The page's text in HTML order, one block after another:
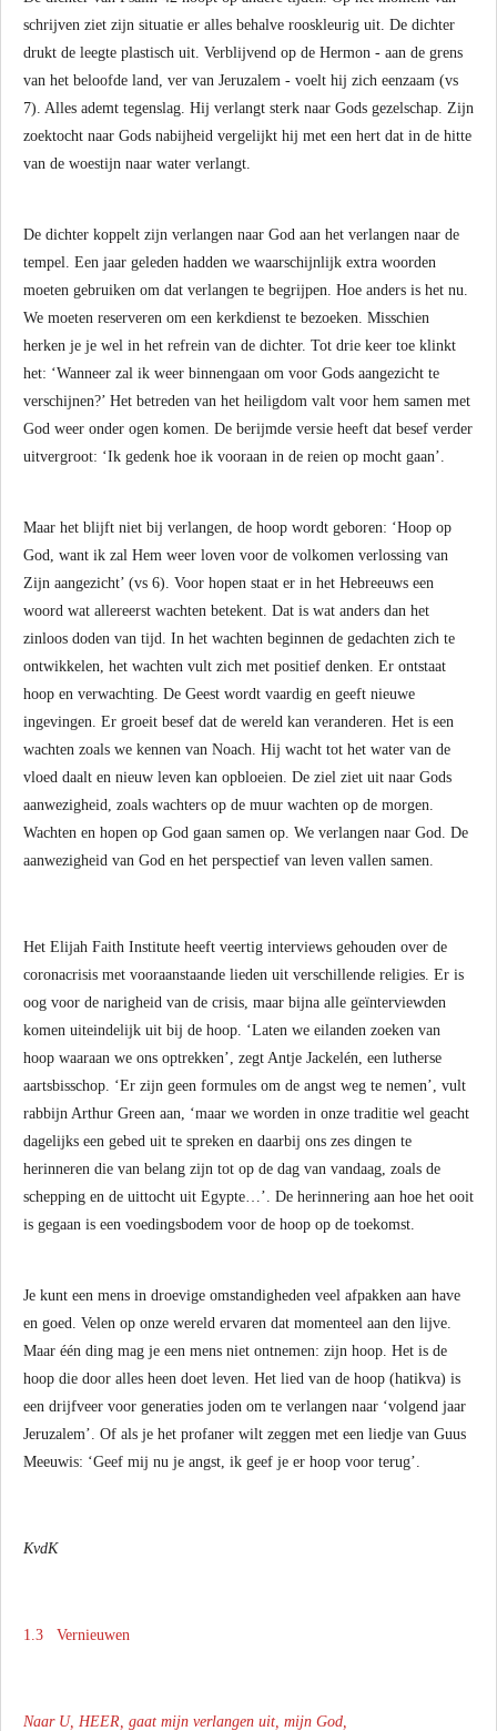
schrijven ziet zijn situatie er alles behalve rooskleurig uit. De dichter
drukt de leegte plastisch uit. Verblijvend op de Hermon - aan de grens
van het beloofde land, ver van Jeruzalem - voelt hij zich eenzaam (vs
7). Alles ademt tegenslag. Hij verlangt sterk naar Gods gezelschap. Zijn
zoektocht naar Gods nabijheid vergelijkt hij met een hert dat in de hitte
van de woestijn naar water verlangt.
De dichter koppelt zijn verlangen naar God aan het verlangen naar de
tempel. Een jaar geleden hadden we waarschijnlijk extra woorden
moeten gebruiken om dat verlangen te begrijpen. Hoe anders is het nu.
We moeten reserveren om een kerkdienst te bezoeken. Misschien
herken je je wel in het refrein van de dichter. Tot drie keer toe klinkt
het: ‘Wanneer zal ik weer binnengaan om voor Gods aangezicht te
verschijnen?’ Het betreden van het heiligdom valt voor hem samen met
God weer onder ogen komen. De berijmde versie heeft dat besef verder
uitvergroot: ‘Ik gedenk hoe ik vooraan in de reien op mocht gaan’.
Maar het blijft niet bij verlangen, de hoop wordt geboren: ‘Hoop op
God, want ik zal Hem weer loven voor de volkomen verlossing van
Zijn aangezicht’ (vs 6). Voor hopen staat er in het Hebreeuws een
woord wat allereerst wachten betekent. Dat is wat anders dan het
zinloos doden van tijd. In het wachten beginnen de gedachten zich te
ontwikkelen, het wachten vult zich met positief denken. Er ontstaat
hoop en verwachting. De Geest wordt vaardig en geeft nieuwe
ingevingen. Er groeit besef dat de wereld kan veranderen. Het is een
wachten zoals we kennen van Noach. Hij wacht tot het water van de
vloed daalt en nieuw leven kan opbloeien. De ziel ziet uit naar Gods
aanwezigheid, zoals wachters op de muur wachten op de morgen.
Wachten en hopen op God gaan samen op. We verlangen naar God. De
aanwezigheid van God en het perspectief van leven vallen samen.
Het Elijah Faith Institute heeft veertig interviews gehouden over de
coronacrisis met vooraanstaande lieden uit verschillende religies. Er is
oog voor de narigheid van de crisis, maar bijna alle geïnterviewden
komen uiteindelijk uit bij de hoop. ‘Laten we eilanden zoeken van
hoop waaraan we ons optrekken’, zegt Antje Jackelén, een lutherse
aartsbisschop. ‘Er zijn geen formules om de angst weg te nemen’, vult
rabbijn Arthur Green aan, ‘maar we worden in onze traditie wel geacht
dagelijks een gebed uit te spreken en daarbij ons zes dingen te
herinneren die van belang zijn tot op de dag van vandaag, zoals de
schepping en de uittocht uit Egypte…’. De herinnering aan hoe het ooit
is gegaan is een voedingsbodem voor de hoop op de toekomst.
Je kunt een mens in droevige omstandigheden veel afpakken aan have
en goed. Velen op onze wereld ervaren dat momenteel aan den lijve.
Maar één ding mag je een mens niet ontnemen: zijn hoop. Het is de
hoop die door alles heen doet leven. Het lied van de hoop (hatikva) is
een drijfveer voor generaties joden om te verlangen naar ‘volgend jaar
Jeruzalem’. Of als je het profaner wilt zeggen met een liedje van Guus
Meeuwis: ‘Geef mij nu je angst, ik geef je er hoop voor terug’.
KvdK
1.3 Vernieuwen
Naar U, HEER, gaat mijn verlangen uit, mijn God,